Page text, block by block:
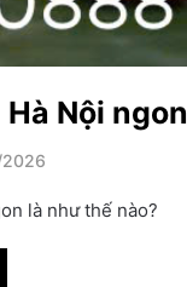
Nội ngon
là như thế nào?